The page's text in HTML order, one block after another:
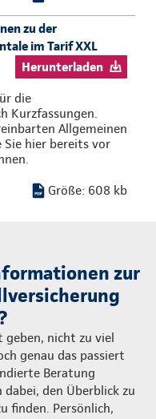
zu der
im Tarif XXL
Herunterladen
die
Kurzfassungen.
Allgemeinen
Sie hier bereits vor
Größe: 608 kb
zur
geben, nicht zu viel
genau das passiert
Beratung
den Überblick zu
finden. Persönlich,